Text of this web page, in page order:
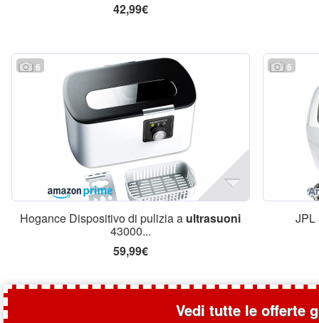
42,99€
6
Hogance Dispositivo di pulizia a ultrasuoni
43000...
59,99€
6
Vedi tutte le offerte